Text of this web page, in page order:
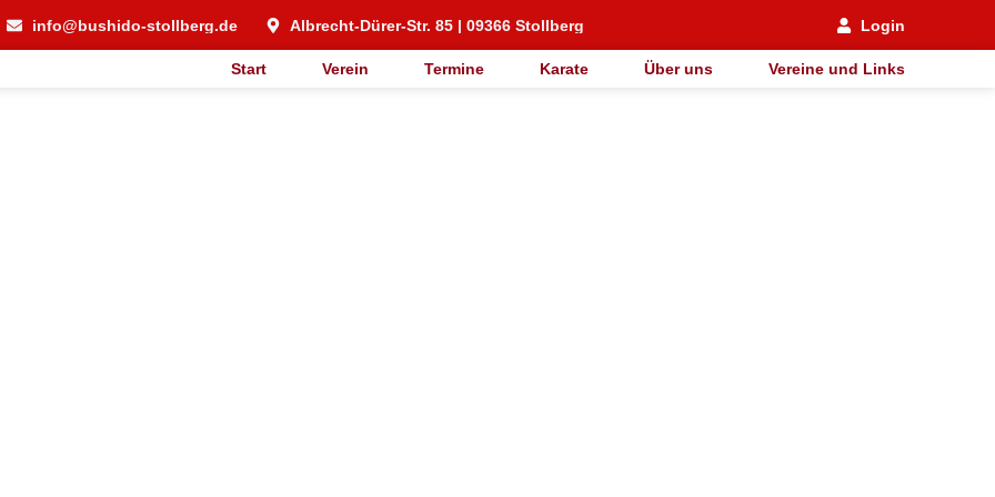
info@bushido-stollberg.de Albrecht-Dürer-Str. 85 | 09366 Stollberg Login
Start Verein Termine Karate Über uns Vereine und Links